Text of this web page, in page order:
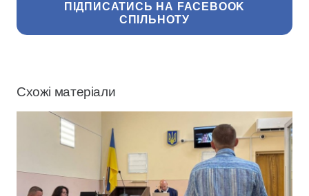
ПІДПИСАТИСЬ НА FACEBOOK
СПІЛЬНОТУ
Схожі матеріали